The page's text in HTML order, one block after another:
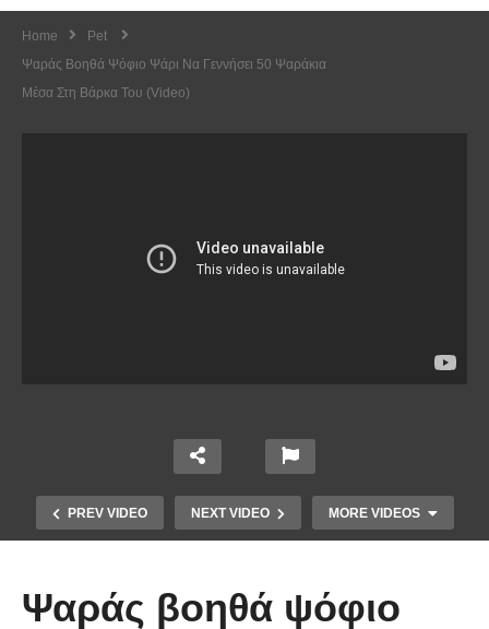
Home
Pet
Ψαράς Βοηθά Ψόφιο Ψάρι Να Γεννήσει 50 Ψαράκια
Μέσα Στη Βάρκα Του (video)
PREV VIDEO NEXT VIDEO MORE VIDEOS
Ψαράς βοηθά ψόφιο